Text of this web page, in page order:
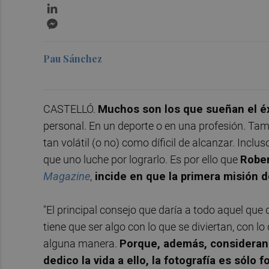
Pau Sánchez
CASTELLÓ. Muchos son los que sueñan el
personal. En un deporte o en una profesión.
tan volátil (o no) como díficil de alcanzar.
que uno luche por lograrlo. Es por ello que
Magazine, incide en que la primera misión
"El principal consejo que daría a todo aquel
tiene que ser algo con lo que se diviertan, con
alguna manera. Porque, además,
dedico la vida a ello, la fotografía es sólo